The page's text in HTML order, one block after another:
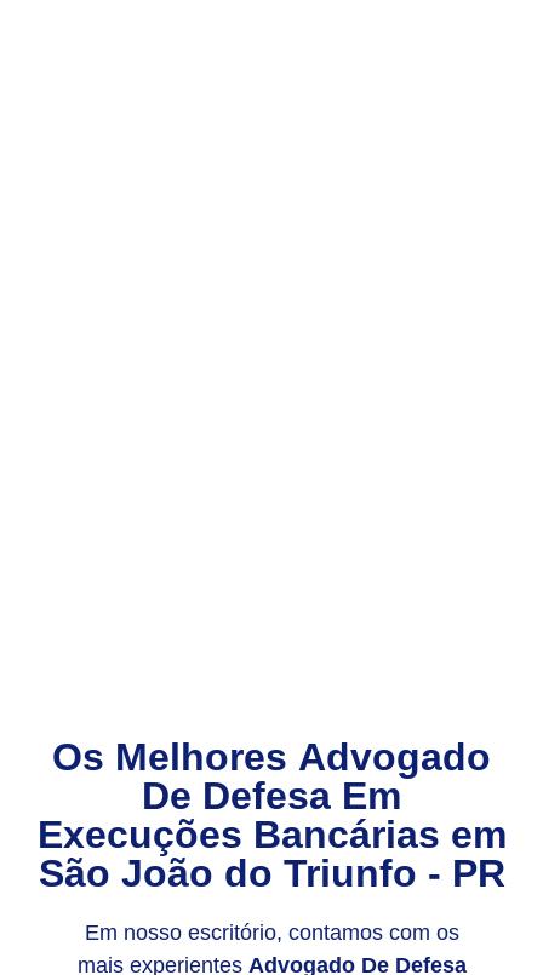
Os Melhores Advogado
De Defesa Em
Execuções Bancárias em
São João do Triunfo - PR
Em nosso escritório, contamos com os
mais experientes Advogado De Defesa